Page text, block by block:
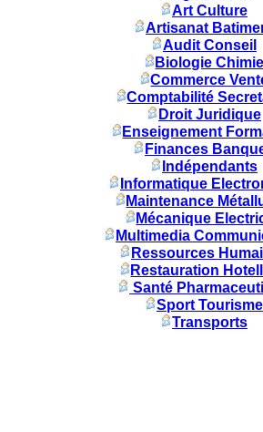
Art Culture
Artisanat
Audit Conseil
Biologie Chimie
Commerce
Comptabilité
Droit Juridique
Enseignement
Finances
Indépendants
Informatique
Maintenance
Mécanique
Multimedia
Ressources
Restauration
Santé
Sport Tourisme
Transports